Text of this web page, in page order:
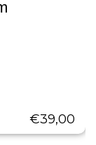
€39,00